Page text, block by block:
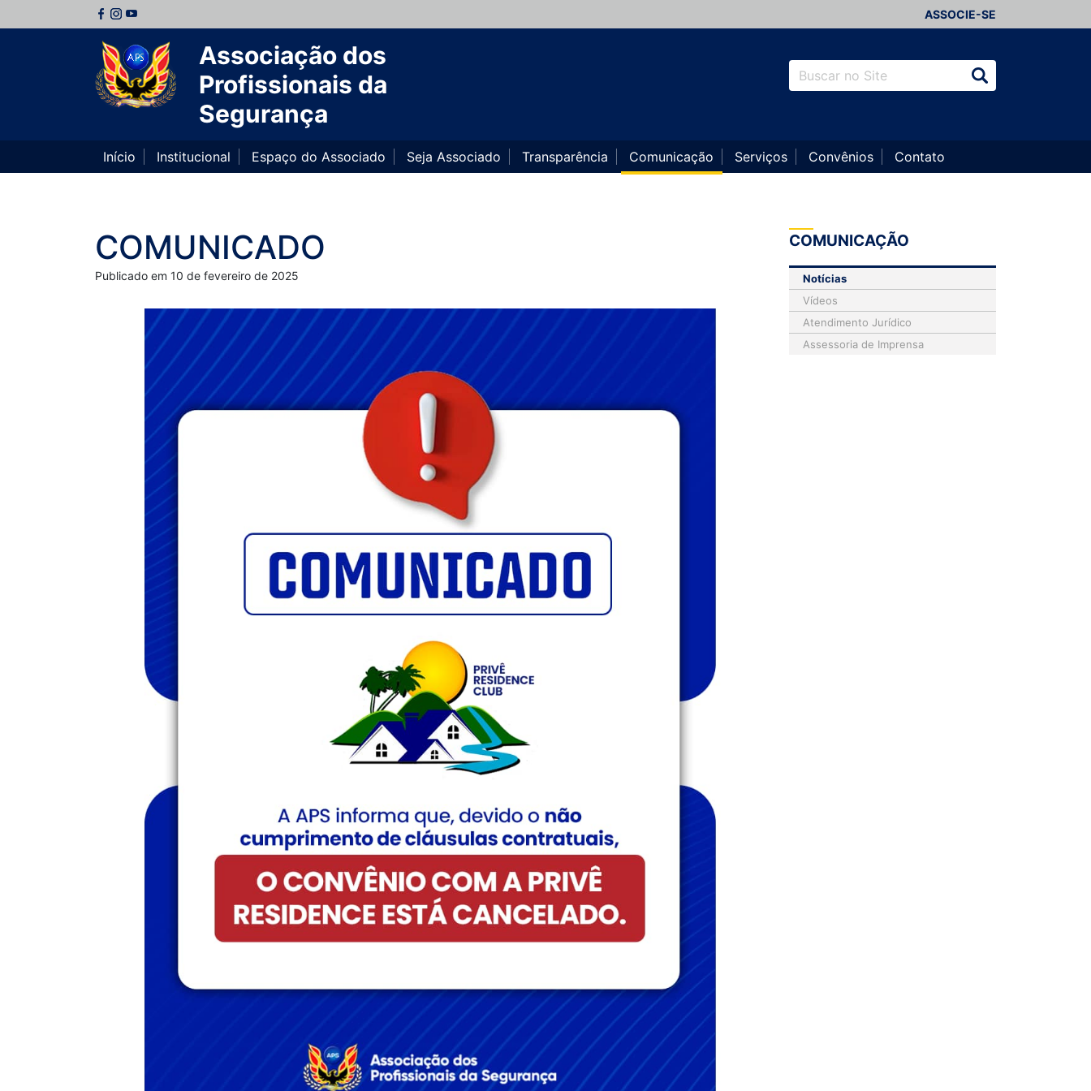
ASSOCIE-SE
Associação dos
Profissionais da
Segurança
Início Institucional Espaço do Associado Seja Associado Transparência Comunicação Serviços Convênios Contato
COMUNICADO
Publicado em 10 de fevereiro de 2025
COMUNICAÇÃO
Notícias
Vídeos
Atendimento Jurídico
Assessoria de Imprensa